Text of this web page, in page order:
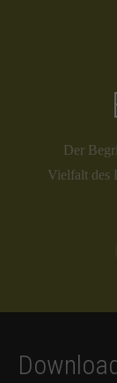
Der
Vielfalt des